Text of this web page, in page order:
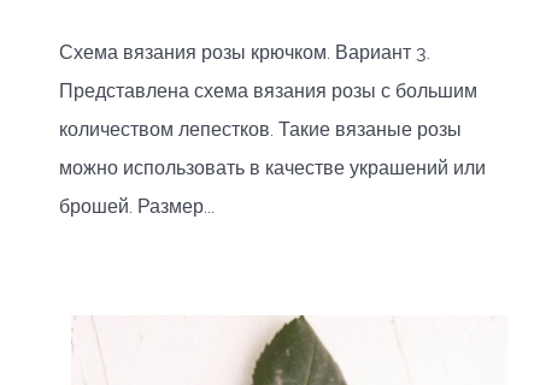
Схема вязания розы крючком. Вариант 3.
Представлена схема вязания розы с большим
количеством лепестков. Такие вязаные розы
можно использовать в качестве украшений или
брошей. Размер...